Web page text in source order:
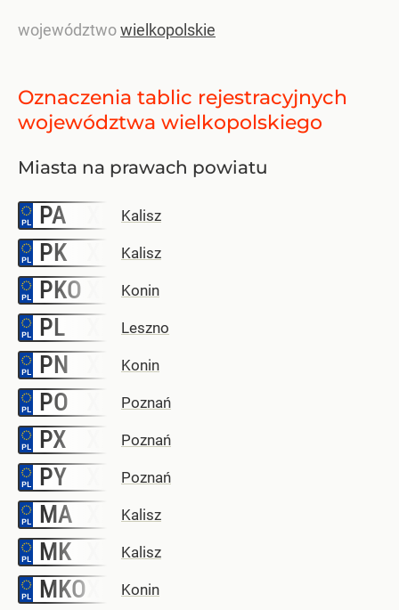
województwowielkopolskie
Oznaczenia tablic rejestracyjnych
województwa wielkopolskiego
Miasta na prawach powiatu
PA Kalisz
PK Kalisz
PKO Konin
PL Leszno
PN Konin
PO Poznań
PX Poznań
PY Poznań
MA Kalisz
MK Kalisz
MKO Konin